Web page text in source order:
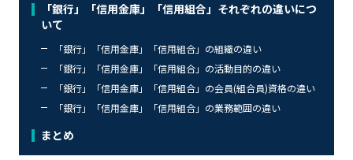
「銀行」「信用金庫」「信用組合」それぞれの違いにつ
いて
「銀行」「信用金庫」「信用組合」の組織の違い
「銀行」「信用金庫」「信用組合」の活動目的の違い
「銀行」「信用金庫」「信用組合」の会員(組合員)資格の違い
「銀行」「信用金庫」「信用組合」の業務範囲の違い
まとめ